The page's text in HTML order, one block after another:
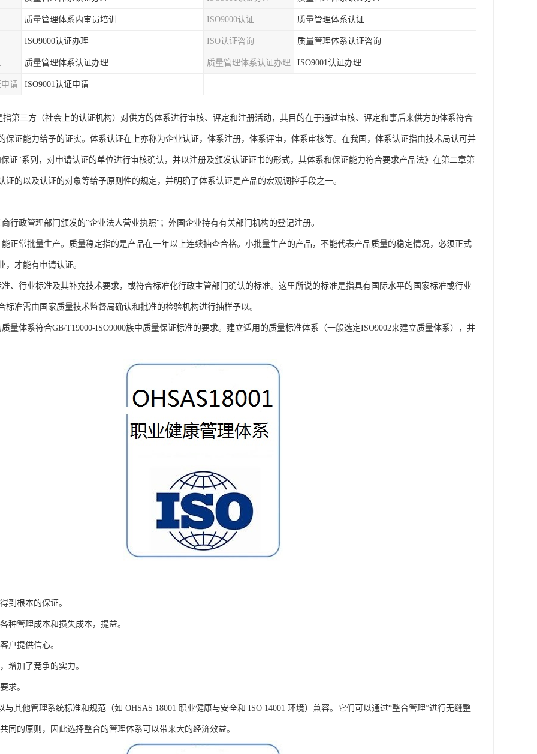
质量管理体系内审员培训 ISO9000认证 质量管理体系认证
ISO9000认证办理 ISO认证咨询 质量管理体系认证咨询
质量管理体系认证办理 质量管理体系认证办理 ISO9001认证办理
请 ISO9001认证申请
指第三方（社会上的认证机构）对供方的体系进行审核、评定和注册活动，其目的在于通过审核、评定和事后来供方的体系符合
保证能力给予的证实。体系认证在上亦称为企业认证，体系注册，体系评审，体系审核等。在我国，体系认证指由技术局认可并
证"系列，对申请认证的单位进行审核确认，并以注册及颁发认证证书的形式，其体系和保证能力符合要求产品法》在第二章第
证的以及认证的对象等给予原则性的规定，并明确了体系认证是产品的宏观调控手段之一。
行政管理部门颁发的"企业法人营业执照"；外国企业持有有关部门机构的登记注册。
正常批量生产。质量稳定指的是产品在一年以上连续抽查合格。小批量生产的产品，不能代表产品质量的稳定情况，必须正式
，才能有申请认证。
、行业标准及其补充技术要求，或符合标准化行政主管部门确认的标准。这里所说的标准是指具有国际水平的国家标准或行业
标准需由国家质量技术监督局确认和批准的检验机构进行抽样予以。
量体系符合GB/T19000-ISO9000族中质量保证标准的要求。建立适用的质量标准体系（一般选定ISO9002来建立质量体系），并
到根本的保证。
种管理成本和损失成本，提益。
户提供信心。
增加了竞争的实力。
求。
与其他管理系统标准和规范（如 OHSAS 18001 职业健康与安全和 ISO 14001 环境）兼容。它们可以通过“整合管理”进行无缝整
同的原则，因此选择整合的管理体系可以带来大的经济效益。